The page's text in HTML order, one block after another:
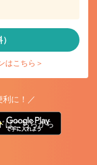
はこちら＞
利に！／
はこちらから